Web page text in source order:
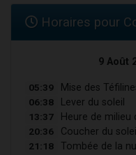
Horaires pour
9 Août
05:39 Mise des
06:38 Lever du soleil
13:37 Heure de milieu
20:36 Coucher du
21:18 Tombée de la